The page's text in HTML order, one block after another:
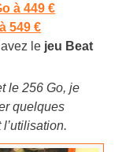
à 449 €
549 €
le jeu Beat
le 256 Go, je
quelques